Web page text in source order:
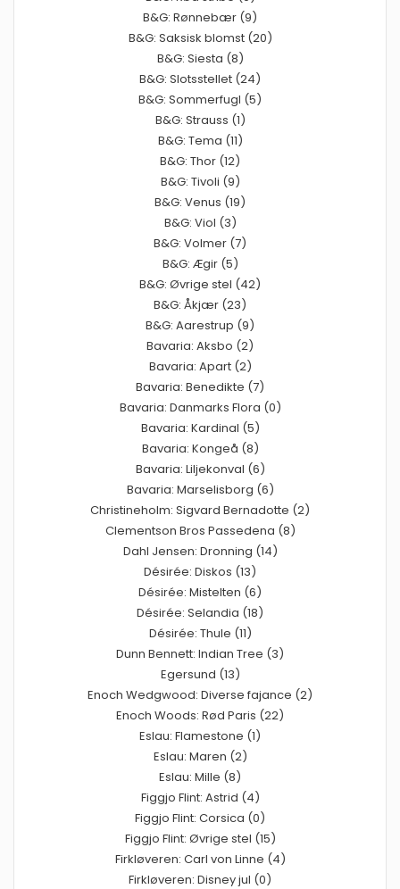
B&G: Rønnebær (9)
B&G: Saksisk blomst (20)
B&G: Siesta (8)
B&G: Slotsstellet (24)
B&G: Sommerfugl (5)
B&G: Strauss (1)
B&G: Tema (11)
B&G: Thor (12)
B&G: Tivoli (9)
B&G: Venus (19)
B&G: Viol (3)
B&G: Volmer (7)
B&G: Ægir (5)
B&G: Øvrige stel (42)
B&G: Åkjær (23)
B&G: Aarestrup (9)
Bavaria: Aksbo (2)
Bavaria: Apart (2)
Bavaria: Benedikte (7)
Bavaria: Danmarks Flora (0)
Bavaria: Kardinal (5)
Bavaria: Kongeå (8)
Bavaria: Liljekonval (6)
Bavaria: Marselisborg (6)
Christineholm: Sigvard Bernadotte (2)
Clementson Bros Passedena (8)
Dahl Jensen: Dronning (14)
Désirée: Diskos (13)
Désirée: Mistelten (6)
Désirée: Selandia (18)
Désirée: Thule (11)
Dunn Bennett: Indian Tree (3)
Egersund (13)
Enoch Wedgwood: Diverse fajance (2)
Enoch Woods: Rød Paris (22)
Eslau: Flamestone (1)
Eslau: Maren (2)
Eslau: Mille (8)
Figgjo Flint: Astrid (4)
Figgjo Flint: Corsica (0)
Figgjo Flint: Øvrige stel (15)
Firkløveren: Carl von Linne (4)
Firkløveren: Disney jul (0)